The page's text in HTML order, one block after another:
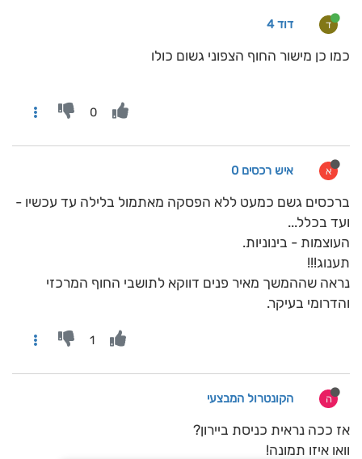
ד דוד 4
כמו כן מישור החוף הצפוני גשום כולו
0
א איש רכסים 0
ברכסים גשם כמעט ללא הפסקה מאתמול בלילה עד עכשיו -
ועד בכלל...
העוצמות - בינוניות.
תענוג!!!
נראה שההמשך מאיר פנים דווקא לתושבי החוף המרכזי
והדרומי בעיקר.
1
ה הקונטרול המבצעי
אז ככה נראית כניסת ביירון?
וואו איזו תמונה!